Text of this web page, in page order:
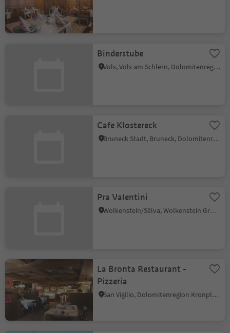
Binderstube
Völs, Völs am Schlern, Dolomitenregion Seiser Alm
Cafe Klostereck
Bruneck Stadt, Bruneck, Dolomitenregion Kronplatz
Pra Valentini
Wolkenstein/Sëlva, Wolkenstein Gröden, Dolomitenregion Gröden
La Bronta Restaurant -
Pizzeria
San Vigilio, Dolomitenregion Kronplatz